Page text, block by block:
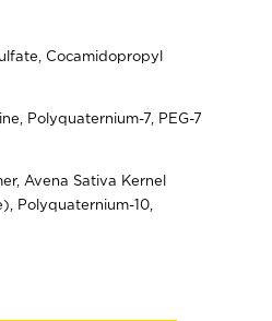
Cocamidopropyl
Polyquaternium-7, PEG-7
Avena Sativa Kernel
Polyquaternium-10,